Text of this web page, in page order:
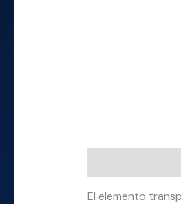
El elemento